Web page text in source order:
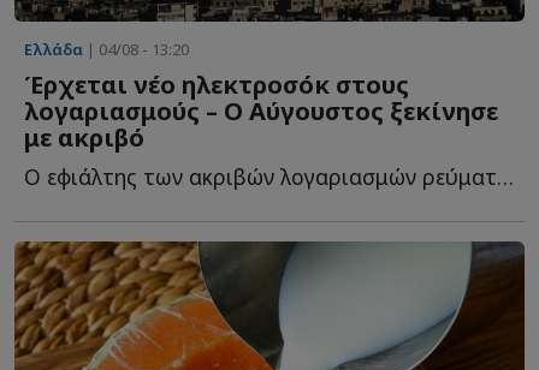
Ελλάδα | 04/08 - 13:20
Έρχεται νέο ηλεκτροσόκ στους
λογαριασμούς – Ο Αύγουστος ξεκίνησε
με ακριβό
Ο εφιάλτης των ακριβών λογαριασμών ρεύματος φ...